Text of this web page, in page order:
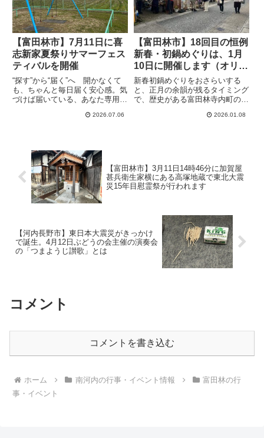
【富田林市】7月11日に喜
志新家夏祭りサマーフェス
ティバルを開催
“探す”から“届く”へ 開かなくて
も、ちゃんと毎日届く安心感。気
づけば届いている、あなた専用の
もう！7月11日（土）15:00～
2026.07.06
【富田林市】18回目の恒例
新春・初鍋めぐりは、1月
10日に開催します（オリジ
ナル）
新春初鍋めぐりをおさらいする
と、正月の余韻が残るタイミング
で、歴史がある富田林寺内町の
て地域の方々が振る舞う鍋料理な
2026.01.08
【富田林市】3月11日14時46分に加賀屋
甚兵衛生家横にある高塚地蔵で東北大震
災15年目慰霊祭が行われます
【河内長野市】東日本大震災がきっかけ
で誕生。4月12日ぶどうの会主催の演奏会
の「つまようじ讃歌」とは
コメント
コメントを書き込む
ホーム 南河内の行事・イベント情報
富田林の行
事・イベント